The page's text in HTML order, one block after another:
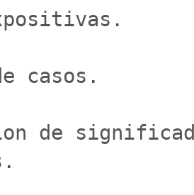
casos.
de